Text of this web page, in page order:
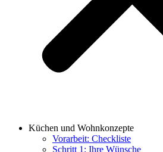
Küchen und Wohnkonzepte
Vorarbeit: Checkliste
Schritt 1: Ihre Wünsche